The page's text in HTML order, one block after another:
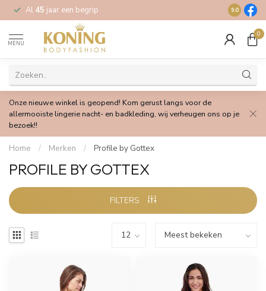
Al 45 jaar een begrip Gratis
9.0
MENU
0
Onze nieuwe winkel is geopend! Kom gerust langs voor de
allermooiste lingerie nacht- en badkleding, wij verheugen ons op je
bezoek!!
Home / Merken / Profile by Gottex
PROFILE BY GOTTEX
FILTERS